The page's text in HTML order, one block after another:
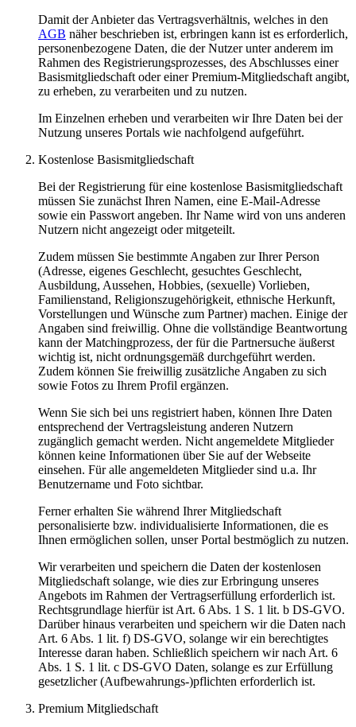
Damit der Anbieter das Vertragsverhältnis, welches in den
AGB näher beschrieben ist, erbringen kann ist es erforderlich,
personenbezogene Daten, die der Nutzer unter anderem im
Rahmen des Registrierungsprozesses, des Abschlusses einer
Basismitgliedschaft oder einer Premium-Mitgliedschaft angibt,
zu erheben, zu verarbeiten und zu nutzen.
Im Einzelnen erheben und verarbeiten wir Ihre Daten bei der
Nutzung unseres Portals wie nachfolgend aufgeführt.
Kostenlose Basismitgliedschaft
Bei der Registrierung für eine kostenlose Basismitgliedschaft
müssen Sie zunächst Ihren Namen, eine E-Mail-Adresse
sowie ein Passwort angeben. Ihr Name wird von uns anderen
Nutzern nicht angezeigt oder mitgeteilt.
Zudem müssen Sie bestimmte Angaben zur Ihrer Person
(Adresse, eigenes Geschlecht, gesuchtes Geschlecht,
Ausbildung, Aussehen, Hobbies, (sexuelle) Vorlieben,
Familienstand, Religionszugehörigkeit, ethnische Herkunft,
Vorstellungen und Wünsche zum Partner) machen. Einige der
Angaben sind freiwillig. Ohne die vollständige Beantwortung
kann der Matchingprozess, der für die Partnersuche äußerst
wichtig ist, nicht ordnungsgemäß durchgeführt werden.
Zudem können Sie freiwillig zusätzliche Angaben zu sich
sowie Fotos zu Ihrem Profil ergänzen.
Wenn Sie sich bei uns registriert haben, können Ihre Daten
entsprechend der Vertragsleistung anderen Nutzern
zugänglich gemacht werden. Nicht angemeldete Mitglieder
können keine Informationen über Sie auf der Webseite
einsehen. Für alle angemeldeten Mitglieder sind u.a. Ihr
Benutzername und Foto sichtbar.
Ferner erhalten Sie während Ihrer Mitgliedschaft
personalisierte bzw. individualisierte Informationen, die es
Ihnen ermöglichen sollen, unser Portal bestmöglich zu nutzen.
Wir verarbeiten und speichern die Daten der kostenlosen
Mitgliedschaft solange, wie dies zur Erbringung unseres
Angebots im Rahmen der Vertragserfüllung erforderlich ist.
Rechtsgrundlage hierfür ist Art. 6 Abs. 1 S. 1 lit. b DS-GVO.
Darüber hinaus verarbeiten und speichern wir die Daten nach
Art. 6 Abs. 1 lit. f) DS-GVO, solange wir ein berechtigtes
Interesse daran haben. Schließlich speichern wir nach Art. 6
Abs. 1 S. 1 lit. c DS-GVO Daten, solange es zur Erfüllung
gesetzlicher (Aufbewahrungs-)pflichten erforderlich ist.
Premium Mitgliedschaft